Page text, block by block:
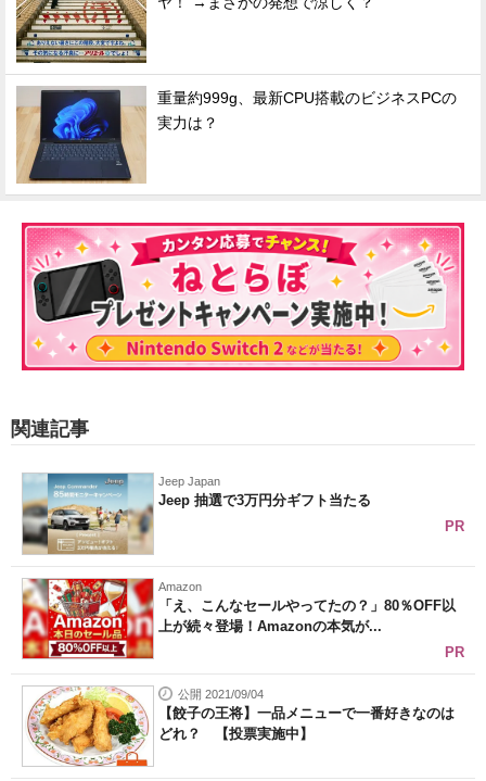
重量約999g、最新CPU搭載のビジネスPCの
実力は？
関連記事
Jeep Japan
Jeep 抽選で3万円分ギフト当たる
PR
Amazon
「え、こんなセールやってたの？」80％OFF以
上が続々登場！Amazonの本気が...
PR
公開 2021/09/04
【餃子の王将】一品メニューで一番好きなのは
どれ？ 【投票実施中】